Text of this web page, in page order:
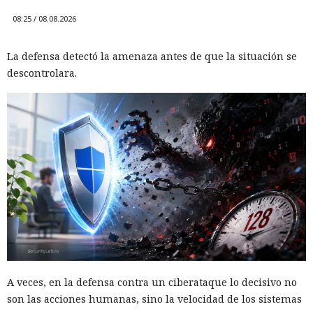
08:25 / 08.08.2026
La defensa detectó la amenaza antes de que la situación se
descontrolara.
A veces, en la defensa contra un ciberataque lo decisivo no
son las acciones humanas, sino la velocidad de los sistemas